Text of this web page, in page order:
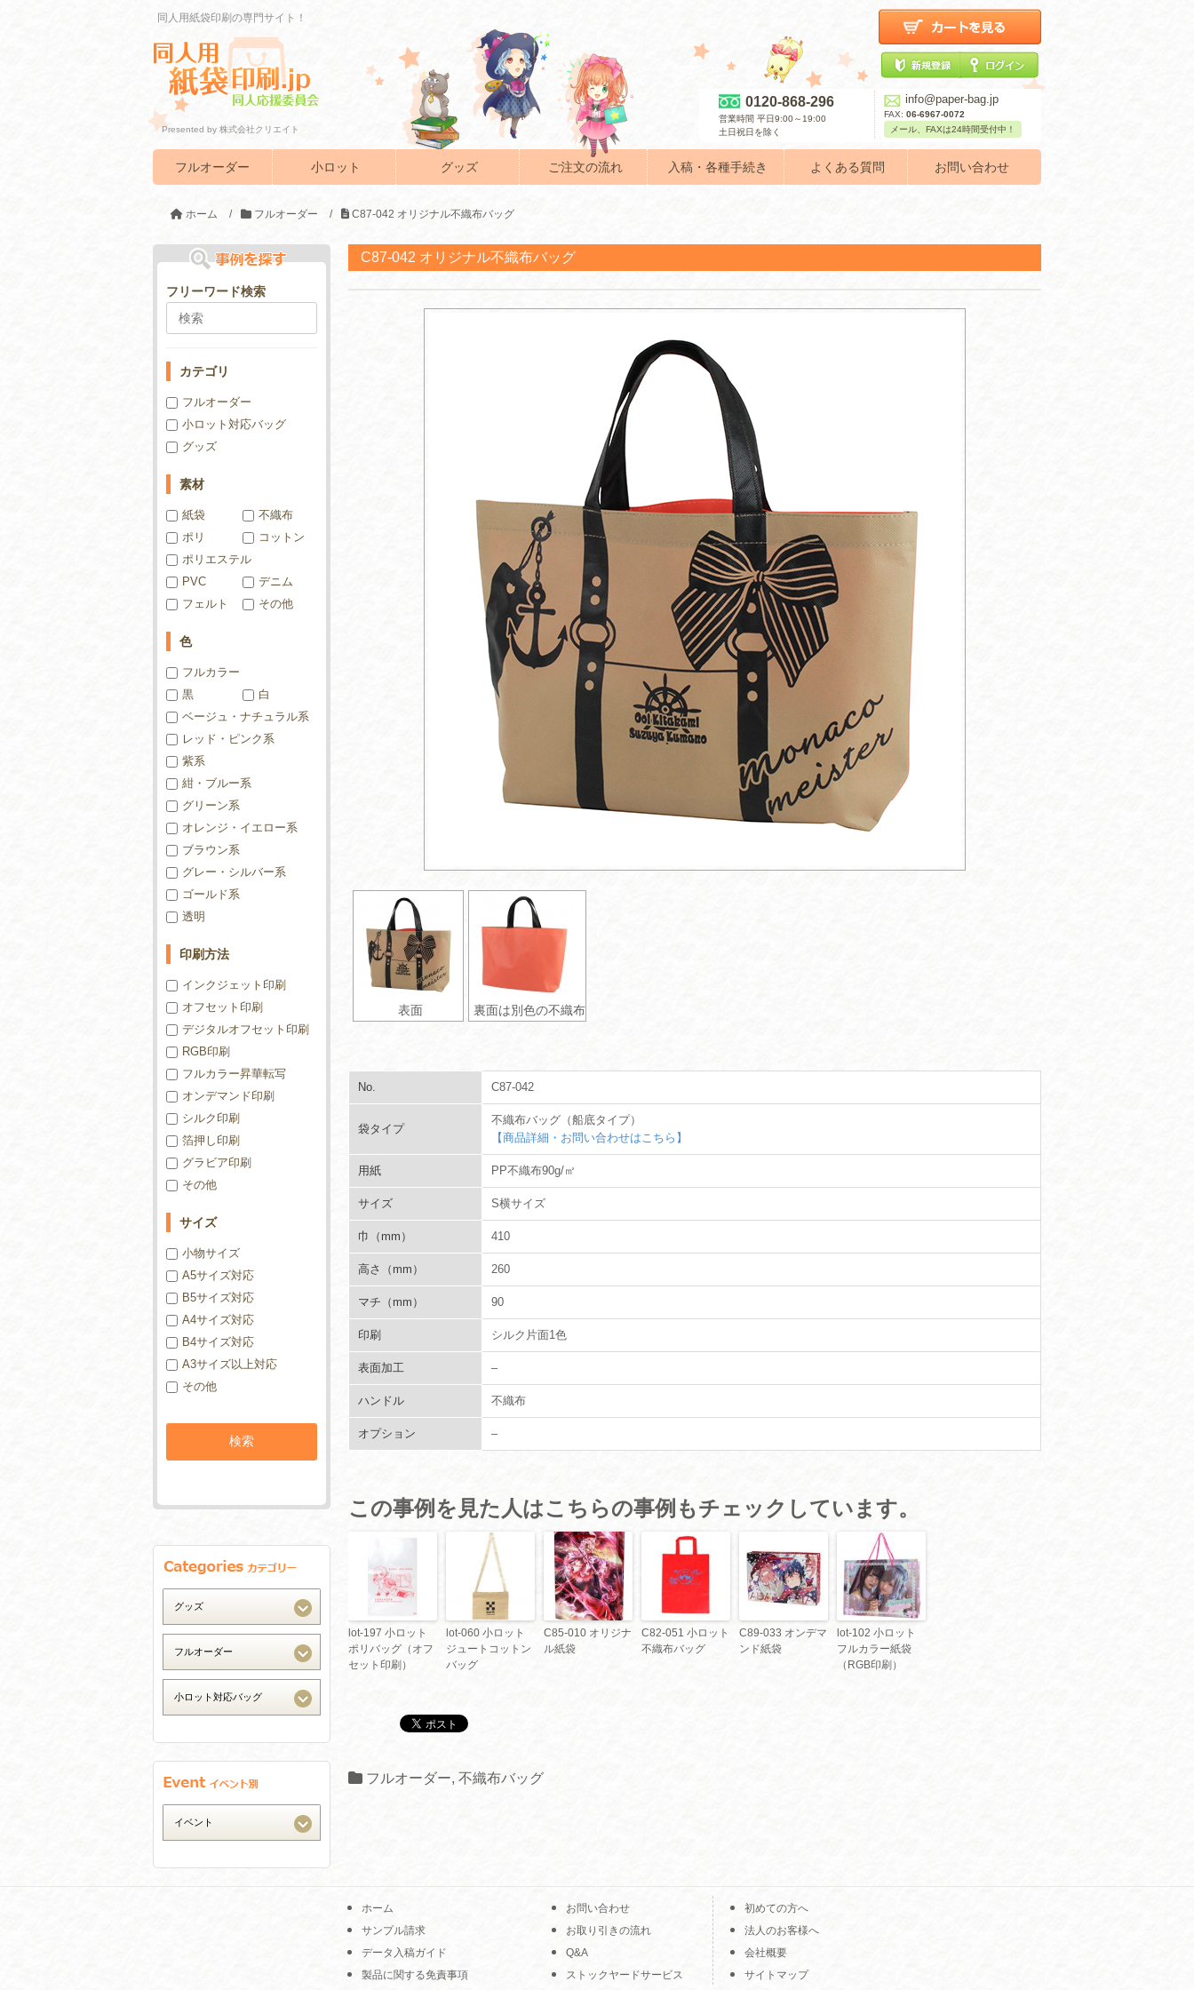
同人用紙袋印刷の専門サイト！
Presented by 株式会社クリエイト
0120-868-296
営業時間 平日9:00～19:00
土日祝日を除く
info@paper-bag.jp
FAX: 06-6967-0072
メール、FAXは24時間受付中！
フルオーダー 小ロット グッズ ご注文の流れ 入稿・各種手続き よくある質問 お問い合わせ
ホーム / フルオーダー / C87-042 オリジナル不織布バッグ
C87-042 オリジナル不織布バッグ
表面 裏面は別色の不織布
No. C87-042
袋タイプ
不織布バッグ（船底タイプ）
【商品詳細・お問い合わせはこちら】
用紙 PP不織布90g/㎡
サイズ S横サイズ
巾（mm） 410
高さ（mm） 260
マチ（mm） 90
印刷 シルク片面1色
表面加工 –
ハンドル 不織布
オプション –
この事例を見た人はこちらの事例もチェックしています。
lot-197 小ロット
ポリバッグ（オフ
セット印刷）
lot-060 小ロット
ジュートコットン
バッグ
C85-010 オリジナ
ル紙袋
C82-051 小ロット
不織布バッグ
C89-033 オンデマ
ンド紙袋
lot-102 小ロット
フルカラー紙袋
（RGB印刷）
フルオーダー, 不織布バッグ
フリーワード検索
カテゴリ
フルオーダー
小ロット対応バッグ
グッズ
素材
紙袋
不織布
ポリ
コットン
ポリエステル
PVC
デニム
フェルト
その他
色
フルカラー
黒
白
ベージュ・ナチュラル系
レッド・ピンク系
紫系
紺・ブルー系
グリーン系
オレンジ・イエロー系
ブラウン系
グレー・シルバー系
ゴールド系
透明
印刷方法
インクジェット印刷
オフセット印刷
デジタルオフセット印刷
RGB印刷
フルカラー昇華転写
オンデマンド印刷
シルク印刷
箔押し印刷
グラビア印刷
その他
サイズ
小物サイズ
A5サイズ対応
B5サイズ対応
A4サイズ対応
B4サイズ対応
A3サイズ以上対応
その他
ホーム
サンプル請求
データ入稿ガイド
製品に関する免責事項
お問い合わせ
お取り引きの流れ
Q&A
ストックヤードサービス
初めての方へ
法人のお客様へ
会社概要
サイトマップ